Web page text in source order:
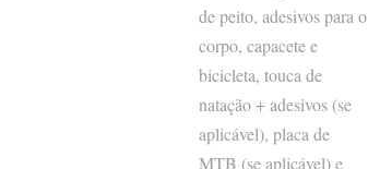
de peito, adesivos para o
corpo, capacete e
bicicleta, touca de
natação + adesivos (se
aplicável), placa de
MTB (se aplicável) e